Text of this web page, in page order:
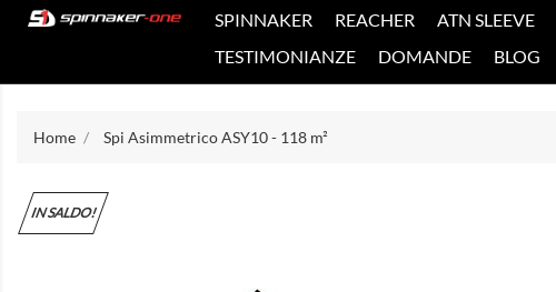
SPINNAKER REACHER ATN SLEEVE
TESTIMONIANZE
DOMANDE BLOG
Home Spi Asimmetrico ASY10 - 118 m²
IN SALDO!